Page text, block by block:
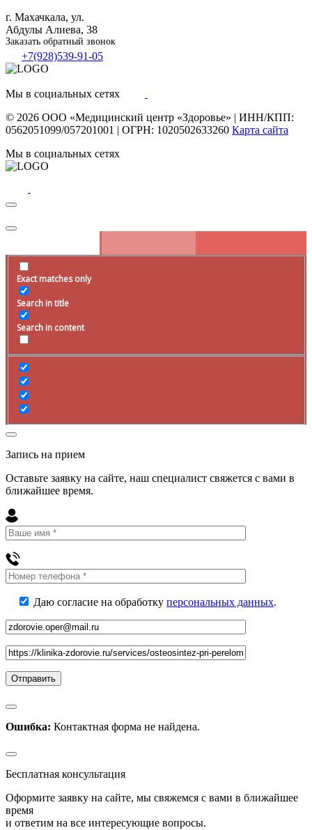
г. Махачкала, ул.
Абдулы Алиева, 38
Заказать обратный звонок
+7(928)539-91-05
Мы в социальных сетях
© 2026 ООО «Медицинский центр «Здоровье» | ИНН/КПП:
0562051099/057201001 | ОГРН: 1020502633260 Карта сайта
Мы в социальных сетях
Exact matches only
Search in title
Search in content
Запись на прием
Оставьте заявку на сайте, наш специалист свяжется с вами в
ближайшее время.
Даю согласие на обработку персональных данных.
Ошибка: Контактная форма не найдена.
Бесплатная консультация
Оформите заявку на сайте, мы свяжемся с вами в ближайшее
время
и ответим на все интересующие вопросы.